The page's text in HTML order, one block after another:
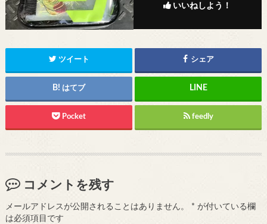
いいねしよう！
ツイート シェア
はてブ
Pocket feedly
コメントを残す
メールアドレスが公開されることはありません。 * が付いている欄
は必須項目です